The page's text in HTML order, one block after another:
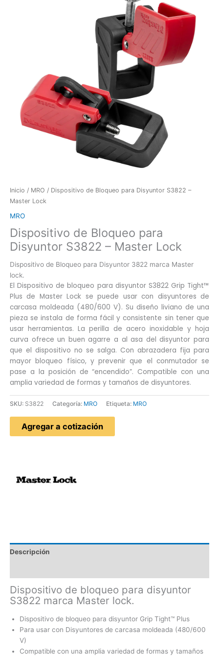
Inicio / MRO / Dispositivo de Bloqueo para Disyuntor S3822 –
Master Lock
MRO
Dispositivo de Bloqueo para
Disyuntor S3822 – Master Lock
Dispositivo de Bloqueo para Disyuntor 3822 marca Master
lock.
El Dispositivo de bloqueo para disyuntor S3822 Grip Tight™
Plus de Master Lock se puede usar con disyuntores de
carcasa moldeada (480/600 V). Su diseño liviano de una
pieza se instala de forma fácil y consistente sin tener que
usar herramientas. La perilla de acero inoxidable y hoja
curva ofrece un buen agarre a al asa del disyuntor para
que el dispositivo no se salga. Con abrazadera fija para
mayor bloqueo físico, y prevenir que el conmutador se
pase a la posición de “encendido”. Compatible con una
amplia variedad de formas y tamaños de disyuntores.
SKU: S3822 Categoría: MRO Etiqueta: MRO
Agregar a cotización
Descripción
Dispositivo de bloqueo para disyuntor
S3822 marca Master lock.
Dispositivo de bloqueo para disyuntor Grip Tight™ Plus
Para usar con Disyuntores de carcasa moldeada (480/600
V)
Compatible con una amplia variedad de formas y tamaños